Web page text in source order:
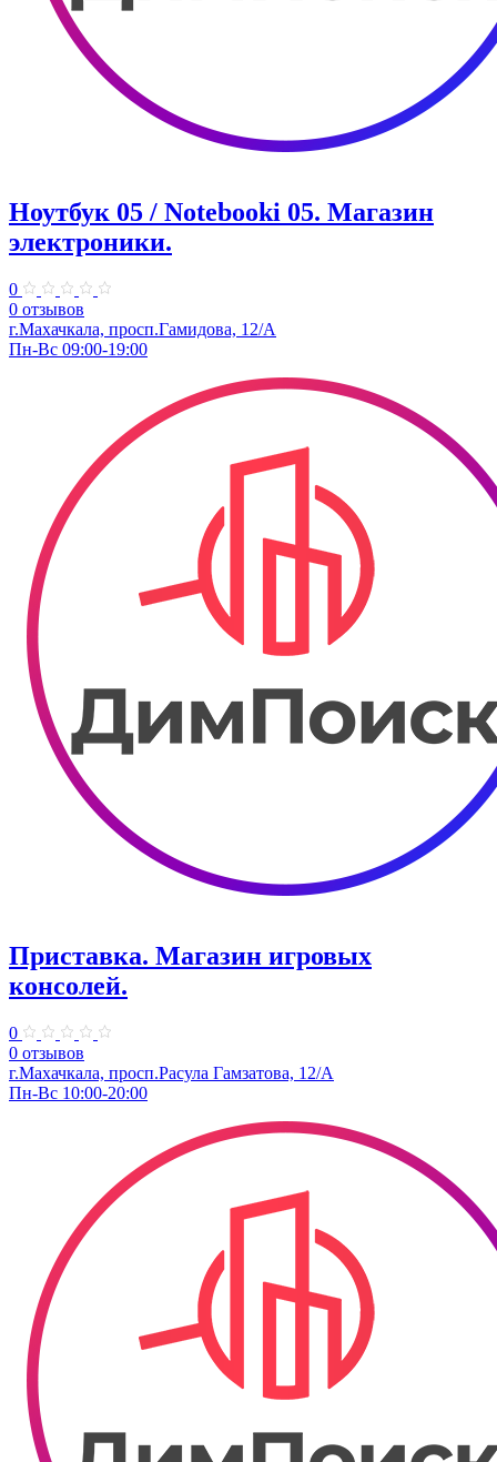
Ноутбук 05 / Notebooki 05. ​Магазин
электроники.
0
0 отзывов
г.Махачкала, просп.Гамидова, 12/А
Пн-Вс 09:00-19:00
Приставка. Магазин игровых
консолей.
0
0 отзывов
г.Махачкала, просп.Расула Гамзатова, 12/А
Пн-Вс 10:00-20:00